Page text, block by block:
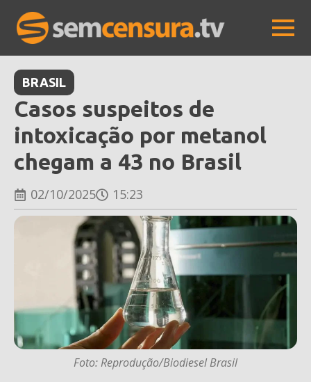
BRASIL
Casos suspeitos de
intoxicação por metanol
chegam a 43 no Brasil
02/10/2025 15:23
Foto: Reprodução/Biodiesel Brasil